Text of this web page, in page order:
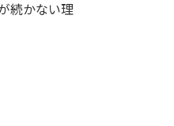
続かない理